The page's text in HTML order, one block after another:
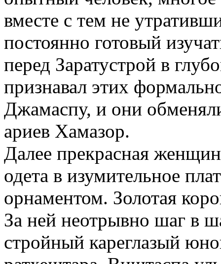
вместе с тем не
постоянно готовый
перед Заратустрой в
признавал этих
Джамаспу, и они
ариев Хамазор.
Далее прекрасная
одета в изумительное
орнаментом. Золотая
За ней неотрывно шаг в
стройный кареглазый